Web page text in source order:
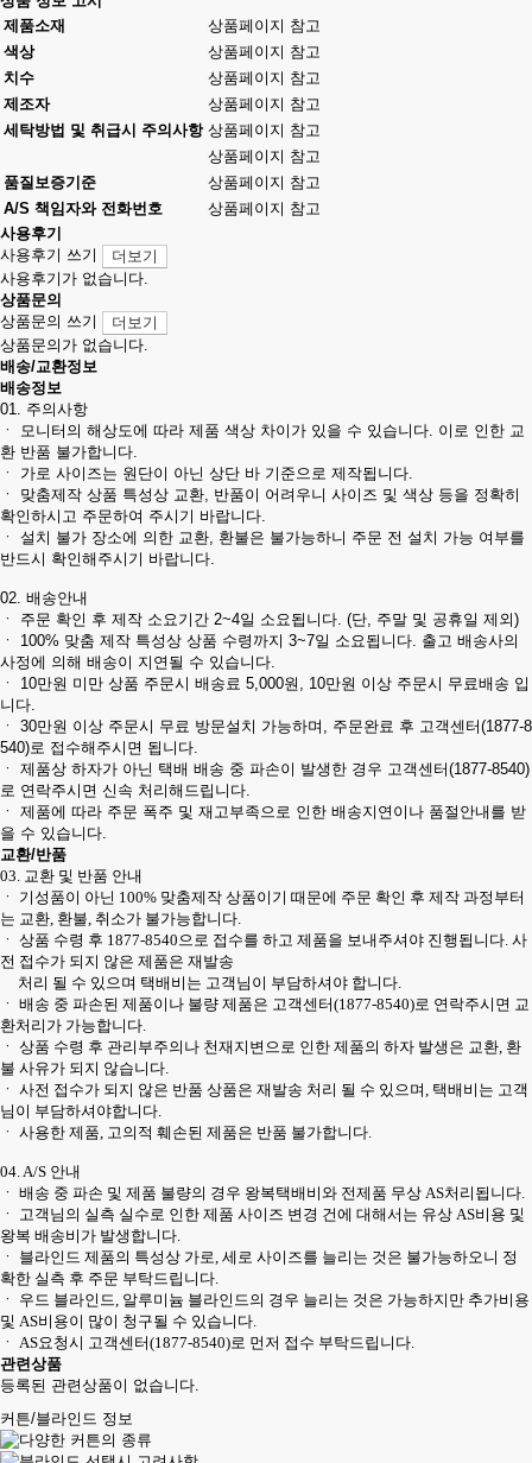
제품소재
상품페이지 참고
색상
상품페이지 참고
치수
상품페이지 참고
제조자
상품페이지 참고
세탁방법 및 취급시 주의사항 상품페이지 참고
상품페이지 참고
품질보증기준
상품페이지 참고
A/S 책임자와 전화번호
상품페이지 참고
사용후기
사용후기 쓰기
더보기
사용후기가 없습니다.
상품문의
상품문의 쓰기
더보기
상품문의가 없습니다.
배송/교환정보
배송정보
01. 주의사항
ㆍ 모니터의 해상도에 따라 제품 색상 차이가 있을 수 있습니다. 이로 인한 교
환 반품 불가합니다.
ㆍ 가로 사이즈는 원단이 아닌 상단 바 기준으로 제작됩니다.
ㆍ 맞춤제작 상품 특성상 교환, 반품이 어려우니 사이즈 및 색상 등을 정확히
확인하시고 주문하여 주시기 바랍니다.
ㆍ 설치 불가 장소에 의한 교환, 환불은 불가능하니 주문 전 설치 가능 여부를
반드시 확인해주시기 바랍니다.
02. 배송안내
ㆍ 주문 확인 후 제작 소요기간 2~4일 소요됩니다. (단, 주말 및 공휴일 제외)
ㆍ 100% 맞춤 제작 특성상 상품 수령까지 3~7일 소요됩니다. 출고 배송사의
사정에 의해 배송이 지연될 수 있습니다.
ㆍ 10만원 미만 상품 주문시 배송료 5,000원, 10만원 이상 주문시 무료배송 입
니다.
ㆍ 30만원 이상 주문시 무료 방문설치 가능하며, 주문완료 후 고객센터(1877-8
540)로 접수해주시면 됩니다.
ㆍ 제품상 하자가 아닌 택배 배송 중 파손이 발생한 경우 고객센터(1877-8540)
로 연락주시면 신속 처리해드립니다.
ㆍ 제품에 따라 주문 폭주 및 재고부족으로 인한 배송지연이나 품절안내를 받
을 수 있습니다.
교환/반품
03. 교환 및 반품 안내
ㆍ 기성품이 아닌 100% 맞춤제작 상품이기 때문에 주문 확인 후 제작 과정부터
는 교환, 환불, 취소가 불가능합니다.
ㆍ 상품 수령 후 1877-8540으로 접수를 하고 제품을 보내주셔야 진행됩니다. 사
전 접수가 되지 않은 제품은 재발송
처리 될 수 있으며 택배비는 고객님이 부담하셔야 합니다.
ㆍ 배송 중 파손된 제품이나 불량 제품은 고객센터(1877-8540)로 연락주시면 교
환처리가 가능합니다.
ㆍ 상품 수령 후 관리부주의나 천재지변으로 인한 제품의 하자 발생은 교환, 환
불 사유가 되지 않습니다.
ㆍ 사전 접수가 되지 않은 반품 상품은 재발송 처리 될 수 있으며, 택배비는 고객
님이 부담하셔야합니다.
ㆍ 사용한 제품, 고의적 훼손된 제품은 반품 불가합니다.
04. A/S 안내
ㆍ 배송 중 파손 및 제품 불량의 경우 왕복택배비와 전제품 무상 AS처리됩니다.
ㆍ 고객님의 실측 실수로 인한 제품 사이즈 변경 건에 대해서는 유상 AS비용 및
왕복 배송비가 발생합니다.
ㆍ 블라인드 제품의 특성상 가로, 세로 사이즈를 늘리는 것은 불가능하오니 정
확한 실측 후 주문 부탁드립니다.
ㆍ 우드 블라인드, 알루미늄 블라인드의 경우 늘리는 것은 가능하지만 추가비용
및 AS비용이 많이 청구될 수 있습니다.
ㆍ AS요청시 고객센터(1877-8540)로 먼저 접수 부탁드립니다.
관련상품
등록된 관련상품이 없습니다.
커튼/블라인드 정보